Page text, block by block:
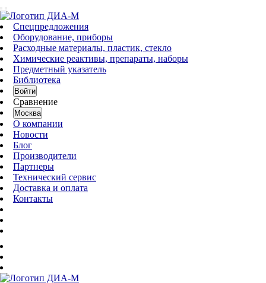
Спецпредложения
Оборудование, приборы
Расходные материалы, пластик, стекло
Химические реактивы, препараты, наборы
Предметный указатель
Библиотека
Войти
Сравнение
Москва
О компании
Новости
Блог
Производители
Партнеры
Технический сервис
Доставка и оплата
Контакты